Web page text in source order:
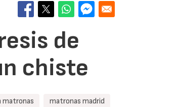
de
chiste
matronas matronas madrid